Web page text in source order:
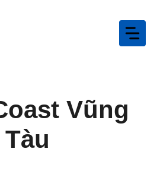
Vũng
Tàu